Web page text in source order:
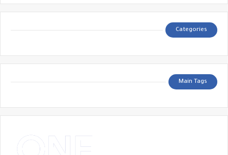
Categories
Main Tags